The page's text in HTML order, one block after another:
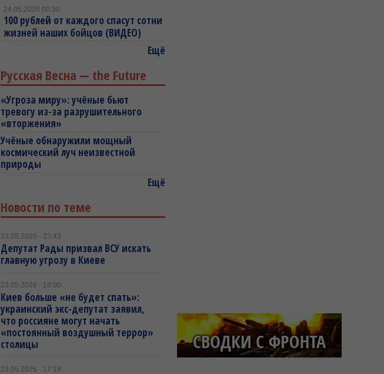
24.05.2026 00:30
100 рублей от каждого спасут сотни
жизней наших бойцов (ВИДЕО)
Ещё
Русская Весна — the Future
«Угроза миру»: учёные бьют
тревогу из-за разрушительного
«вторжения»
Учёные обнаружили мощный
космический луч неизвестной
природы
Ещё
Новости по теме
23.05.2026 - 23:43
Депутат Рады призвал ВСУ искать
главную угрозу в Киеве
23.05.2026 - 18:00
Киев больше «не будет спать»:
украинский экс-депутат заявил,
что россияне могут начать
«постоянный воздушный террор»
столицы
23.05.2026 - 17:19